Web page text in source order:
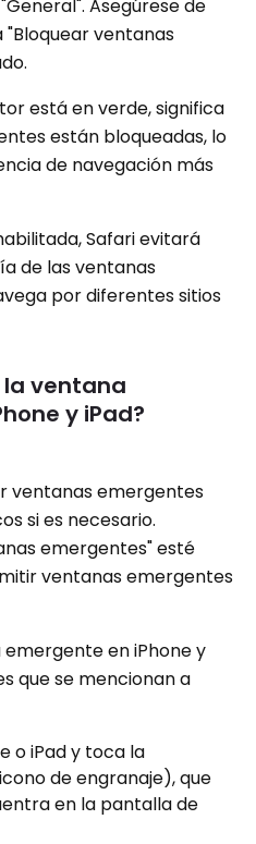
Asegúrese de
ventanas
está en verde, significa
están bloqueadas, lo
de navegación más
Safari evitará
de las ventanas
por diferentes sitios
ventana
y iPad?
ventanas emergentes
si es necesario.
emergentes" esté
ventanas emergentes
en iPhone y
que se mencionan a
o iPad y toca la
de engranaje), que
en la pantalla de